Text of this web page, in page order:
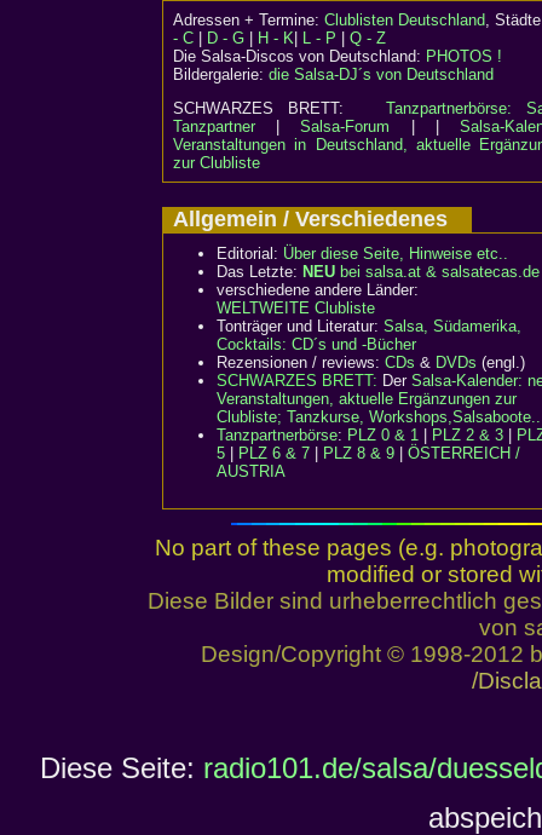
Adressen + Termine: Clublisten Deutschland,
- C
D - G H - K L - P
Q - Z
Die Salsa-Discos von Deutschland: PHOTOS !
Bildergalerie: die Salsa-DJ´s von Deutschland
SCHWARZES BRETT:Tanzpartnerbörse:
Tanzpartner|Salsa-Forum | |Salsa-
Veranstaltungen in Deutschland, aktuelle
zur Clubliste
Allgemein / Verschiedenes
Editorial: Über diese Seite, Hinweise etc..
Das Letzte: NEU bei salsa.at & salsatecas.de
verschiedene andere Länder:
WELTWEITE Clubliste
Tonträger und Literatur: Salsa, Südamerika,
Cocktails: CD´s und -Bücher
Rezensionen / reviews: CDs & DVDs (engl.)
SCHWARZES BRETT: Der Salsa-Kalender:
Veranstaltungen, aktuelle Ergänzungen zur
Clubliste; Tanzkurse,
Tanzpartnerbörse: PLZ 0 & 1 PLZ 2 & 3
5
PLZ 6 & 7 PLZ 8 & 9
ÖSTERREICH /
AUSTRIA
No part of these pages (e.g.
modified or stored
Diese Bilder sind urheberrechtlich
von
Design/Copyright © 1998-2012
/
Diese Seite: radio101.de/salsa/